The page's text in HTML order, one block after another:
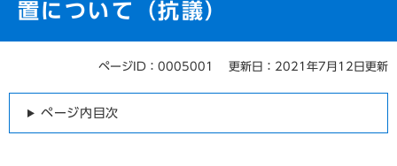
置について（抗議）
ページID：0005001 更新日：2021年7月12日更新
ページ内目次